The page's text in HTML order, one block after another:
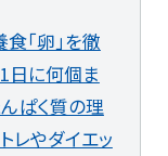
「卵」を徹
日に何個ま
ぱく質の理
レやダイエッ